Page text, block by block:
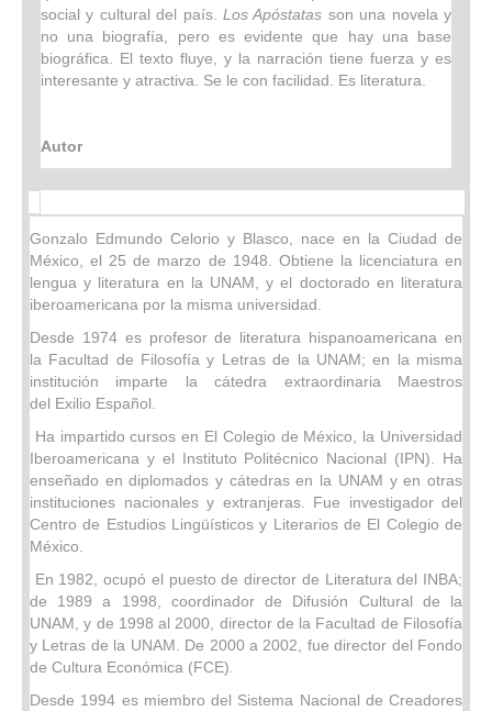
social y cultural del país. Los Apóstatas son una novela y
no una biografía, pero es evidente que hay una base
biográfica. El texto fluye, y la narración tiene fuerza y es
interesante y atractiva. Se le con facilidad. Es literatura.
Autor
Gonzalo Edmundo Celorio y Blasco, nace en la Ciudad de
México, el 25 de marzo de 1948. Obtiene la licenciatura en
lengua y literatura en la UNAM, y el doctorado en literatura
iberoamericana por la misma universidad.
Desde 1974 es profesor de literatura hispanoamericana en
la Facultad de Filosofía y Letras de la UNAM; en la misma
institución imparte la cátedra extraordinaria Maestros
del Exilio Español.
Ha impartido cursos en El Colegio de México, la Universidad
Iberoamericana y el Instituto Politécnico Nacional (IPN). Ha
enseñado en diplomados y cátedras en la UNAM y en otras
instituciones nacionales y extranjeras. Fue investigador del
Centro de Estudios Lingüísticos y Literarios de El Colegio de
México.
En 1982, ocupó el puesto de director de Literatura del INBA;
de 1989 a 1998, coordinador de Difusión Cultural de la
UNAM, y de 1998 al 2000, director de la Facultad de Filosofía
y Letras de la UNAM. De 2000 a 2002, fue director del Fondo
de Cultura Económica (FCE).
Desde 1994 es miembro del Sistema Nacional de Creadores